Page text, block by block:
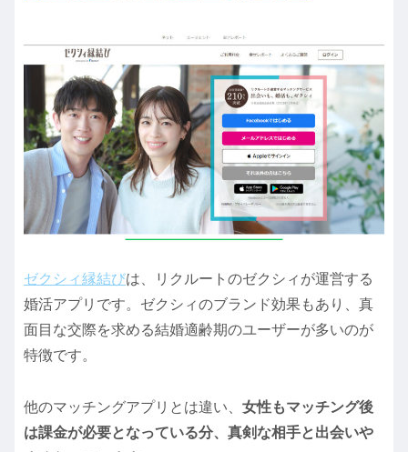
ゼクシィ縁結びは、リクルートのゼクシィが運営する
婚活アプリです。ゼクシィのブランド効果もあり、真
面目な交際を求める結婚適齢期のユーザーが多いのが
特徴です。
他のマッチングアプリとは違い、 女性もマッチング後
は課金が必要となっている分、真剣な相手と出会いや